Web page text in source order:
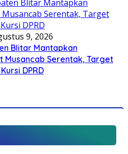
9, 2026
Blitar Mantapkan
Musancab Serentak, Target
DPRD